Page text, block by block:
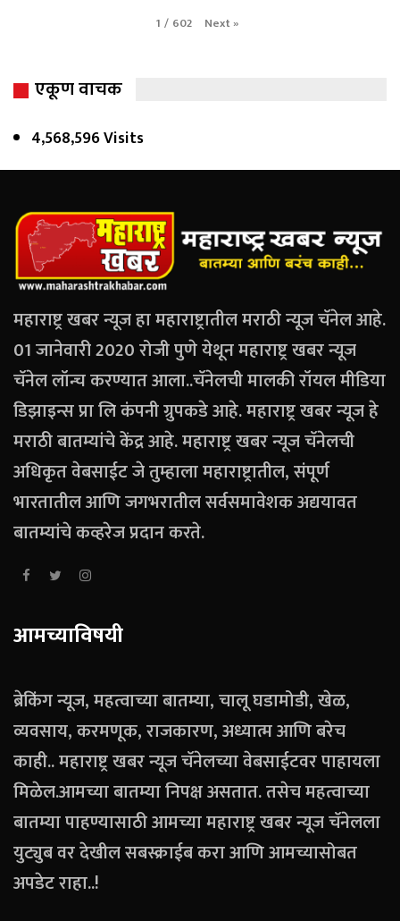
1 / 602 Next»
एकूण वाचक
4,568,596 Visits
महाराष्ट्र खबर न्यूज हा महाराष्ट्रातील मराठी न्यूज चॅनेल आहे.
01 जानेवारी 2020 रोजी पुणे येथून महाराष्ट्र खबर न्यूज
चॅनेल लॉन्च करण्यात आला..चॅनेलची मालकी रॉयल मीडिया
डिझाइन्स प्रा लि कंपनी ग्रुपकडे आहे. महाराष्ट्र खबर न्यूज हे
मराठी बातम्यांचे केंद्र आहे. महाराष्ट्र खबर न्यूज चॅनेलची
अधिकृत वेबसाईट जे तुम्हाला महाराष्ट्रातील, संपूर्ण
भारतातील आणि जगभरातील सर्वसमावेशक अद्ययावत
बातम्यांचे कव्हरेज प्रदान करते.
आमच्याविषयी
ब्रेकिंग न्यूज, महत्वाच्या बातम्या, चालू घडामोडी, खेळ,
व्यवसाय, करमणूक, राजकारण, अध्यात्म आणि बरेच
काही.. महाराष्ट्र खबर न्यूज चॅनेलच्या वेबसाईटवर पाहायला
मिळेल.आमच्या बातम्या निपक्ष असतात. तसेच महत्वाच्या
बातम्या पाहण्यासाठी आमच्या महाराष्ट्र खबर न्यूज चॅनेलला
युट्युब वर देखील सबस्क्राईब करा आणि आमच्यासोबत
अपडेट राहा..!